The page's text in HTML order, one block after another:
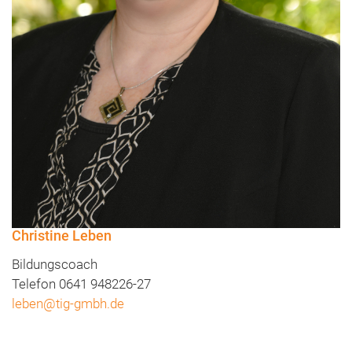
Christine Leben
Bildungscoach
Telefon 0641 948226-27
leben@tig-gmbh.de